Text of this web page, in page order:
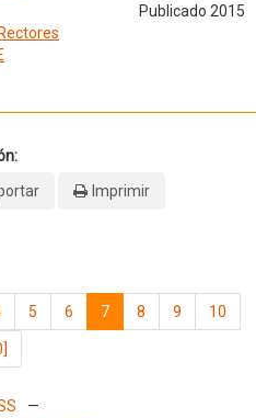
Publicado 2015
Imprimir
5 6 7 8 9 10
—